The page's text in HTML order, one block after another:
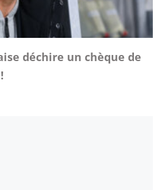
déchire un chèque de